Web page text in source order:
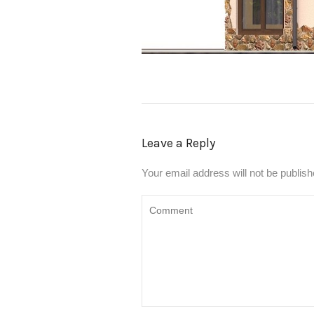
Leave a Reply
Your email address will not be